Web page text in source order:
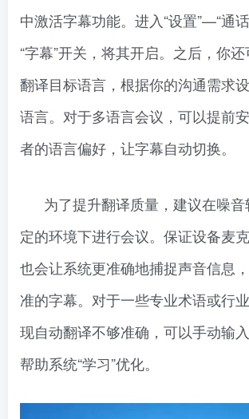
中激活字幕功能。进入“设置”—“通
“字幕”开关，将其开启。之后，你
翻译目标语言，根据你的沟通需求
语言。对于多语言会议，可以提前
者的语言偏好，让字幕自动切换。
为了提升翻译质量，建议在噪
定的环境下进行会议。保证设备麦
也会让系统更准确地捕捉声音信息
准的字幕。对于一些专业术语或行
现自动翻译不够准确，可以手动输
帮助系统“学习”优化。